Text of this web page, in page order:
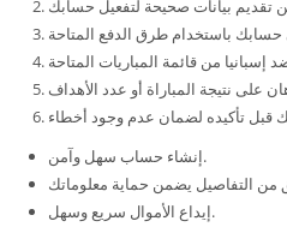
إنشاء حساب سهل وآمن.
إيداع الأموال سريع وسهل.